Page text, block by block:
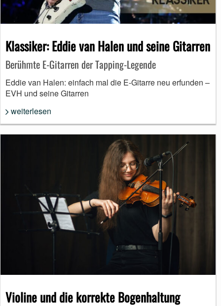
Klassiker: Eddie van Halen und seine Gitarren
Berühmte E-Gitarren der Tapping-Legende
Eddie van Halen: einfach mal die E-Gitarre neu erfunden –
EVH und seine Gitarren
weiterlesen
Violine und die korrekte Bogenhaltung